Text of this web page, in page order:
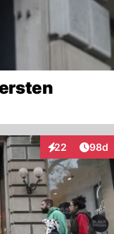
22
Interaktionen
98d